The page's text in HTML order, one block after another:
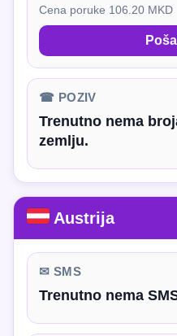
Cena poruke 106.20 MKD
☎ POZIV
Trenutno nema
zemlju.
Austrija
✉ SMS
Trenutno nema